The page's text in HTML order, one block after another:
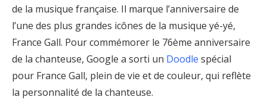
de la musique française. Il marque l’anniversaire de
l’une des plus grandes icônes de la musique yé-yé,
France Gall. Pour commémorer le 76ème anniversaire
de la chanteuse, Google a sorti un Doodle spécial
pour France Gall, plein de vie et de couleur, qui reflète
la personnalité de la chanteuse.